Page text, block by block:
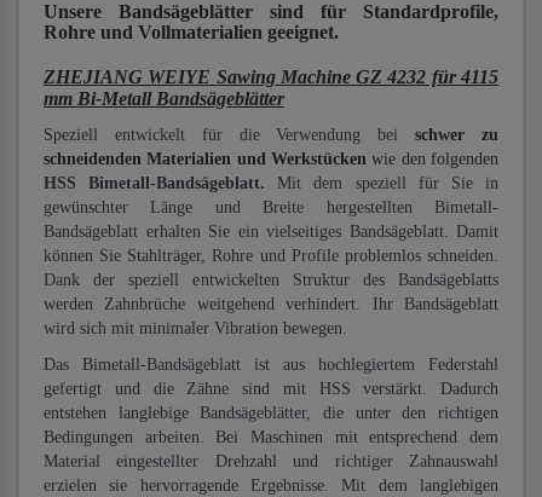
Unsere Bandsägeblätter sind für Standardprofile,
Rohre und Vollmaterialien geeignet.
ZHEJIANG WEIYE Sawing Machine GZ 4232 für 4115
mm Bi-Metall Bandsägeblätter
Speziell entwickelt für die Verwendung beischwer zu
schneidenden Materialien und Werkstücken wie den folgenden
HSS Bimetall-Bandsägeblatt. Mit dem speziell für Sie in
gewünschter Länge und Breite hergestellten Bimetall-
Bandsägeblatt erhalten Sie ein vielseitiges Bandsägeblatt. Damit
können Sie Stahlträger, Rohre und Profile problemlos schneiden.
Dank der speziell entwickelten Struktur des Bandsägeblatts
werden Zahnbrüche weitgehend verhindert. Ihr Bandsägeblatt
wird sich mit minimaler Vibration bewegen.
Das Bimetall-Bandsägeblatt ist aus hochlegiertem Federstahl
gefertigt und die Zähne sind mit HSS verstärkt. Dadurch
entstehen langlebige Bandsägeblätter, die unter den richtigen
Bedingungen arbeiten. Bei Maschinen mit entsprechend dem
Material eingestellter Drehzahl und richtiger Zahnauswahl
erzielen sie hervorragende Ergebnisse. Mit dem langlebigen